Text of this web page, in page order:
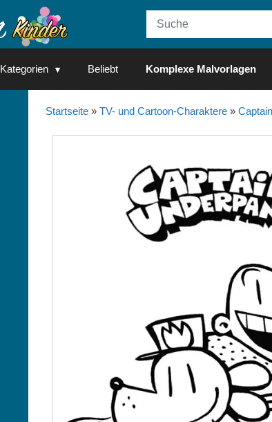
Kategorien Beliebt Komplexe Malvorlagen
Startseite» TV- und Cartoon-Charaktere»